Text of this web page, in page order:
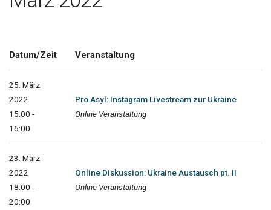
Datum/Zeit Veranstaltung
25. März
2022
15:00 -
16:00
Pro Asyl: Instagram Livestream zur Ukraine
Online Veranstaltung
23. März
2022
18:00 -
20:00
Online Diskussion: Ukraine Austausch pt. II
Online Veranstaltung